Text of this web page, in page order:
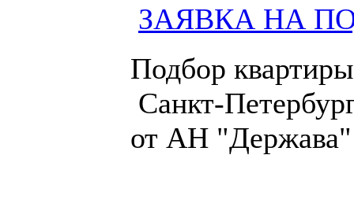
ЗАЯВКА НА
Подбор
Санкт-
от АН "Держава"